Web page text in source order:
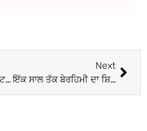
‘ਅੱਲੜ ਉਮਰਾਂ ਘੁੱਪ ਹਨੇਰੇ’ ਨਾਟਕ ਕੀਤਾ ਪੇਸ਼
Next
ਇੱਕ ਸਾਲ ਤੱਕ ਬੇਰਹਿਮੀ ਦਾ ਸ਼ਿਕਾਰ ਬਣੀ ਮਾਸੂਮ ਬੱਚੀ, ਮਾਂ ਦੇ ਪ੍ਰੇਮੀ ਨੇ ਕੀਤਾ ਜਬਰ-ਜਨਾਹ; ਔਰਤ ਨੂੰ 40 ਸਾਲ ਦੀ ਕੈਦ